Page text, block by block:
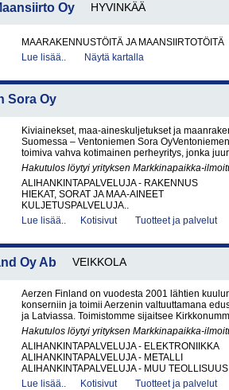
Oy HYVINKÄÄ
MAARAKENNUSTÖITÄ JA MAANSIIRTOTÖITÄ
Lue lisää..
Näytä kartalla
Sora Oy
Kiviainekset, maa-aineskuljetukset ja
Suomessa – Ventoniemen Sora
toimiva vahva kotimainen perheyritys, jonka
Hakutulos löytyi yrityksen Markkinapaikka-
ALIHANKINTAPALVELUJA - RAKENNUS
HIEKAT, SORAT JA MAA-AINEET
KULJETUSPALVELUJA..
Lue lisää..
Kotisivut Tuotteet ja palvelut
Oy Ab VEIKKOLA
Aerzen Finland on vuodesta 2001 lähtien
konserniin ja toimii Aerzenin valtuuttamana
ja Latviassa. Toimistomme sijaitsee
Hakutulos löytyi yrityksen Markkinapaikka-
ALIHANKINTAPALVELUJA - ELEKTRONIIKKA
ALIHANKINTAPALVELUJA - METALLI
ALIHANKINTAPALVELUJA - MUU
Lue lisää..
Kotisivut Tuotteet ja palvelut